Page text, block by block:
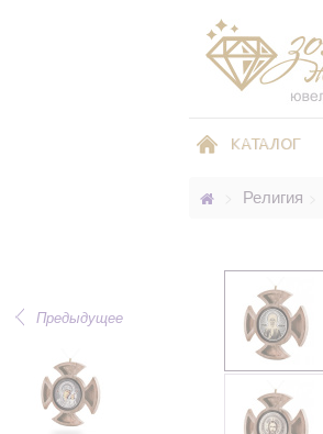
КАТАЛОГ
Религия
Предыдущее